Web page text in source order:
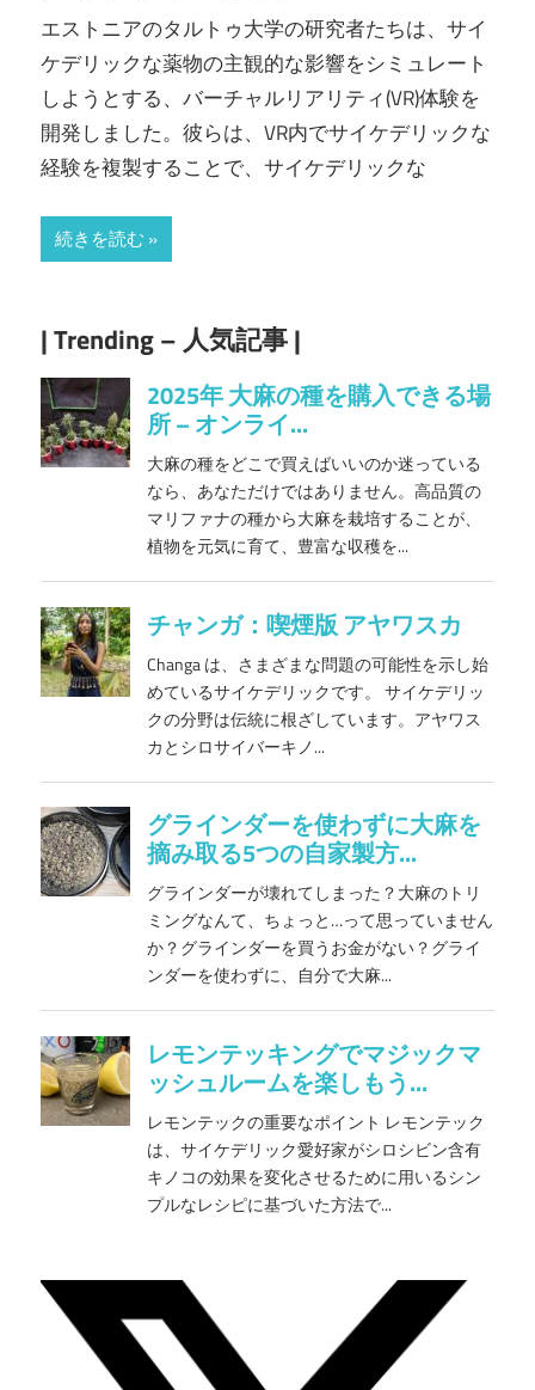
エストニアのタルトゥ大学の研究者たちは、サイ
ケデリックな薬物の主観的な影響をシミュレート
しようとする、バーチャルリアリティ(VR)体験を
開発しました。彼らは、VR内でサイケデリックな
経験を複製することで、サイケデリックな
続きを読む
| Trending – 人気記事 |